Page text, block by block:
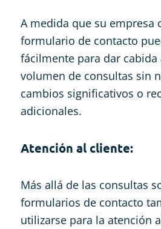
A medida que su empresa
formulario de contacto
fácilmente para dar cabida
volumen de consultas sin
cambios significativos o
adicionales.
Atención al cliente:
Más allá de las consultas
formularios de contacto
utilizarse para la atención